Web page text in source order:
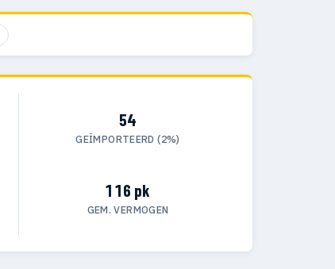
54
GEÏMPORTEERD (2%)
116 pk
GEM. VERMOGEN